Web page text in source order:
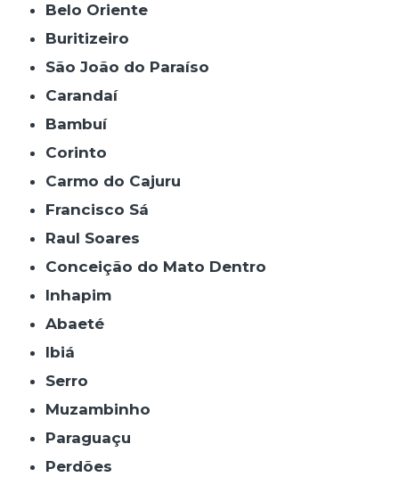
Belo Oriente
Buritizeiro
São João do Paraíso
Carandaí
Bambuí
Corinto
Carmo do Cajuru
Francisco Sá
Raul Soares
Conceição do Mato Dentro
Inhapim
Abaeté
Ibiá
Serro
Muzambinho
Paraguaçu
Perdões